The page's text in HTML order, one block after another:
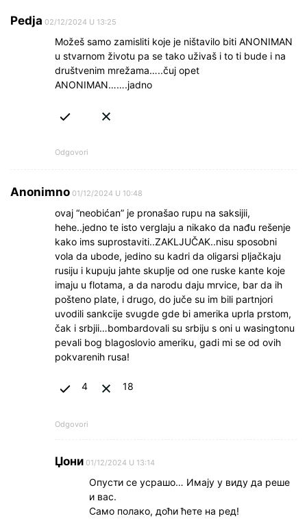
Pedja 02/12/2024 U 13:25
Možeš samo zamisliti koje je ništavilo biti ANONIMAN
u stvarnom životu pa se tako uživaš i to ti bude i na
društvenim mrežama…..čuj opet
ANONIMAN…….jadno
Odgovori
Anonimno 01/12/2024 U 10:48
ovaj “neobićan” je pronašao rupu na saksijii,
hehe..jedno te isto verglaju a nikako da nađu rešenje
kako ims suprostaviti..ZAKLJUČAK..nisu sposobni
vola da ubode, jedino su kadri da oligarsi pljačkaju
rusiju i kupuju jahte skuplje od one ruske kante koje
imaju u flotama, a da narodu daju mrvice, bar da ih
pošteno plate, i drugo, do juče su im bili partnjori
uvodili sankcije svugde gde bi amerika uprla prstom,
čak i srbjii…bombardovali su srbiju s oni u wasingtonu
pevali bog blagoslovio ameriku, gadi mi se od ovih
pokvarenih rusa!
4 18
Odgovori
Џони 01/12/2024 U 13:14
Опусти се усрашо… Имају у виду да реше
и вас.
Само полако, доћи ћете на ред!